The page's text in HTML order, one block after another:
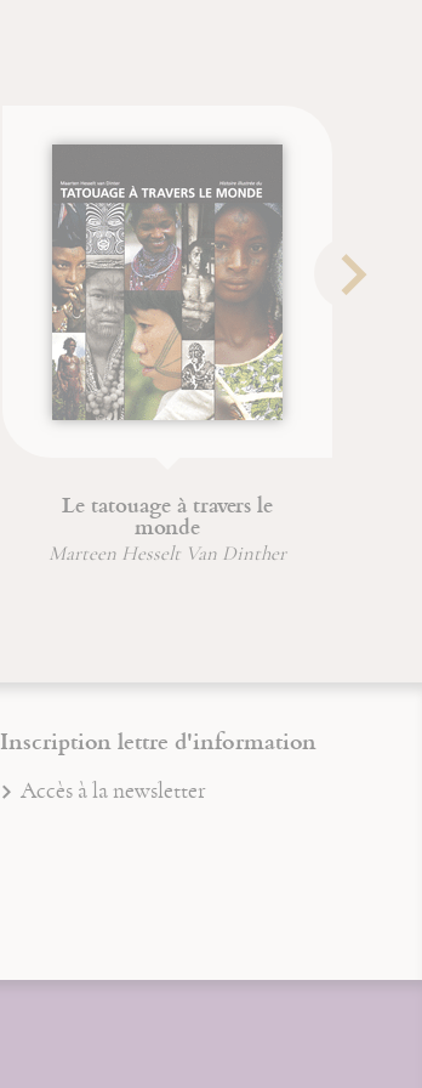
Livre des subtilités des
créatures de diverses natures -
Physica
Inscription lettre d'information
Accès à la newsletter